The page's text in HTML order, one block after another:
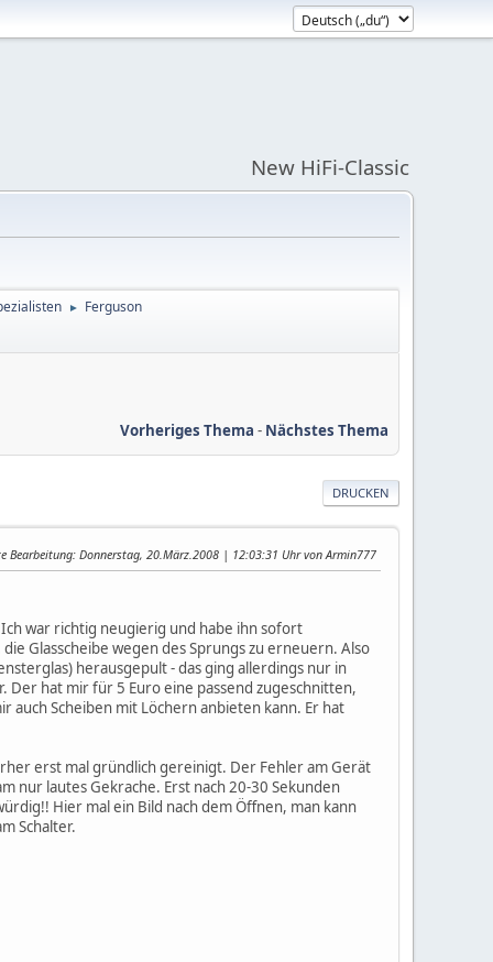
New HiFi-Classic
► Ferguson
Vorheriges Thema - Nächstes Thema
DRUCKEN
Bearbeitung: Donnerstag, 20.März.2008 | 12:03:31 Uhr von Armin777
war richtig neugierig und habe ihn sofort
Glasscheibe wegen des Sprungs zu erneuern. Also
herausgepult - das ging allerdings nur in
Der hat mir für 5 Euro eine passend zugeschnitten,
auch Scheiben mit Löchern anbieten kann. Er hat
erst mal gründlich gereinigt. Der Fehler am Gerät
nur lautes Gekrache. Erst nach 20-30 Sekunden
Hier mal ein Bild nach dem Öffnen, man kann
Schalter.